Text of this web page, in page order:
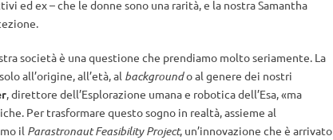
ed ex – che le donne sono una rarità, e la nostra Samantha
società è una questione che prendiamo molto seriamente. La
all’origine, all’età, al backgroundo al genere dei nostri
, direttore dell’Esplorazione umana e robotica dell’Esa, «ma
Per trasformare questo sogno in realtà, assieme al
il Parastronaut Feasibility Project, un’innovazione che è arrivato